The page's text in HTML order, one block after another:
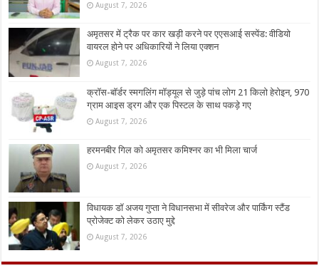
August 7, 2026
अमृतसर में ट्रैक पर कार खड़ी करने पर एएसआई सस्पेंड: वीडियो
वायरल होने पर अधिकारियों ने लिया एक्शन
August 7, 2026
क्रॉस-बॉर्डर स्मगलिंग मॉड्यूल से जुड़े पांच लोग 21 किलो हेरोइन, 970
ग्राम आइस ड्रग और एक पिस्टल के साथ पकड़े गए
August 7, 2026
हरमनबीर गिल को अमृतसर कमिश्नर का भी मिला चार्ज
August 7, 2026
विधायक डॉ अजय गुप्ता ने विधानसभा में सीवरेज और पार्किंग स्टैंड
प्रोजेक्ट को लेकर उठाए मुद्दे
August 7, 2026